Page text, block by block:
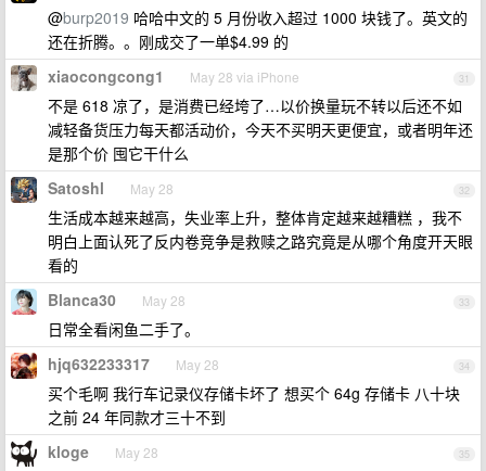
@burp2019 哈哈中文的 5 月份收入超过 1000 块钱了。英文的
还在折腾。。刚成交了一单$4.99 的
31
xiaocongcong1 May 28 via iPhone
不是 618 凉了，是消费已经垮了…以价换量玩不转以后还不如
减轻备货压力每天都活动价，今天不买明天更便宜，或者明年还
是那个价 囤它干什么
32
Satoshl May 28
生活成本越来越高，失业率上升，整体肯定越来越糟糕 ，我不
明白上面认死了反内卷竞争是救赎之路究竟是从哪个角度开天眼
看的
33
Blanca30 May 28
日常全看闲鱼二手了。
34
hjq632233317 May 28
买个毛啊 我行车记录仪存储卡坏了 想买个 64g 存储卡 八十块
之前 24 年同款才三十不到
35
kloge May 28